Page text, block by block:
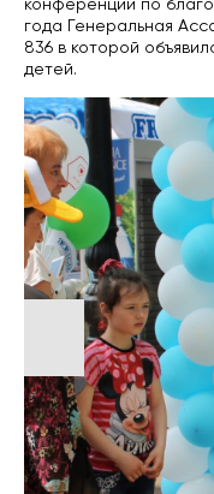
конференции по
года Генеральная
836 в которой
детей.